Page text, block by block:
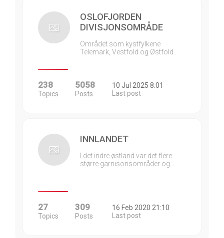
OSLOFJORDEN
DIVISJONSOMRÅDE
Området som kystfylkene
Telemark, Vestfold og Østfold…
238
Topics
5058
Posts
10 Jul 2025 8:01
Last post
INNLANDET
I det indre østland var det flere
større garnisonsområder og…
27
Topics
309
Posts
16 Feb 2020 21:10
Last post